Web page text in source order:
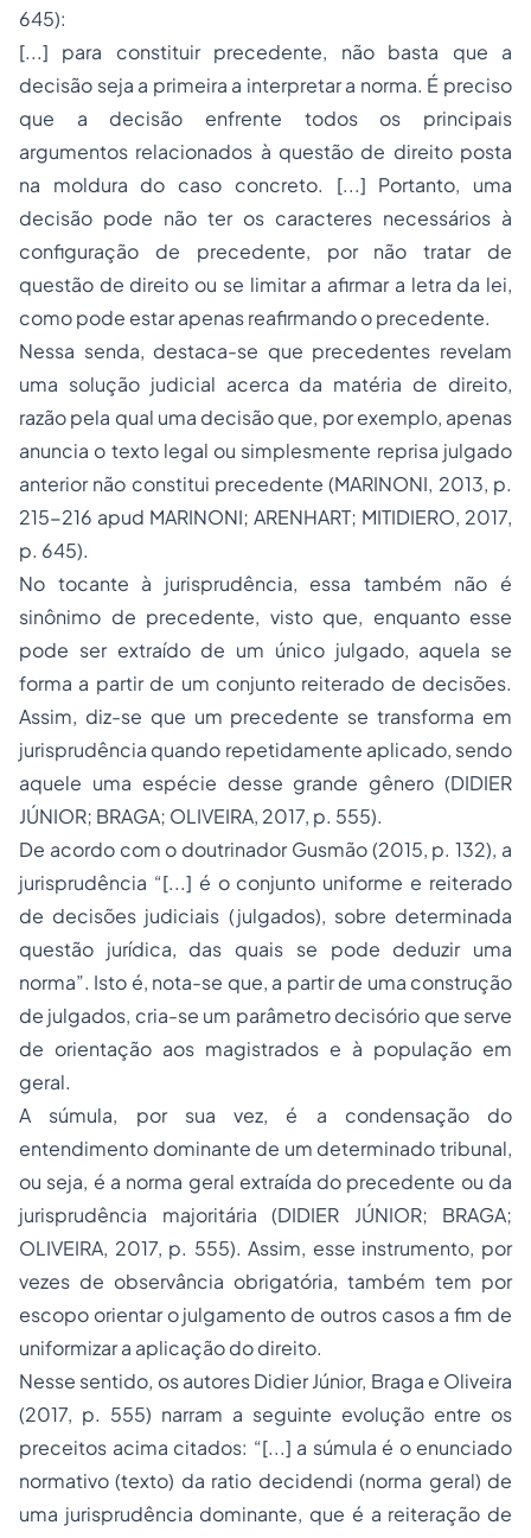
645):
[...] para constituir precedente, não basta que a
decisão seja a primeira a interpretar a norma. É preciso
que a decisão enfrente todos os principais
argumentos relacionados à questão de direito posta
na moldura do caso concreto. [...] Portanto, uma
decisão pode não ter os caracteres necessários à
configuração de precedente, por não tratar de
questão de direito ou se limitar a afirmar a letra da lei,
como pode estar apenas reafirmando o precedente.
Nessa senda, destaca-se que precedentes revelam
uma solução judicial acerca da matéria de direito,
razão pela qual uma decisão que, por exemplo, apenas
anuncia o texto legal ou simplesmente reprisa julgado
anterior não constitui precedente (MARINONI, 2013, p.
215-216 apud MARINONI; ARENHART; MITIDIERO, 2017,
p. 645).
No tocante à jurisprudência, essa também não é
sinônimo de precedente, visto que, enquanto esse
pode ser extraído de um único julgado, aquela se
forma a partir de um conjunto reiterado de decisões.
Assim, diz-se que um precedente se transforma em
jurisprudência quando repetidamente aplicado, sendo
aquele uma espécie desse grande gênero (DIDIER
JÚNIOR; BRAGA; OLIVEIRA, 2017, p. 555).
De acordo com o doutrinador Gusmão (2015, p. 132), a
jurisprudência “[...] é o conjunto uniforme e reiterado
de decisões judiciais (julgados), sobre determinada
questão jurídica, das quais se pode deduzir uma
norma”. Isto é, nota-se que, a partir de uma construção
de julgados, cria-se um parâmetro decisório que serve
de orientação aos magistrados e à população em
geral.
A súmula, por sua vez, é a condensação do
entendimento dominante de um determinado tribunal,
ou seja, é a norma geral extraída do precedente ou da
jurisprudência majoritária (DIDIER JÚNIOR; BRAGA;
OLIVEIRA, 2017, p. 555). Assim, esse instrumento, por
vezes de observância obrigatória, também tem por
escopo orientar o julgamento de outros casos a fim de
uniformizar a aplicação do direito.
Nesse sentido, os autores Didier Júnior, Braga e Oliveira
(2017, p. 555) narram a seguinte evolução entre os
preceitos acima citados: “[...] a súmula é o enunciado
normativo (texto) da ratio decidendi (norma geral) de
uma jurisprudência dominante, que é a reiteração de